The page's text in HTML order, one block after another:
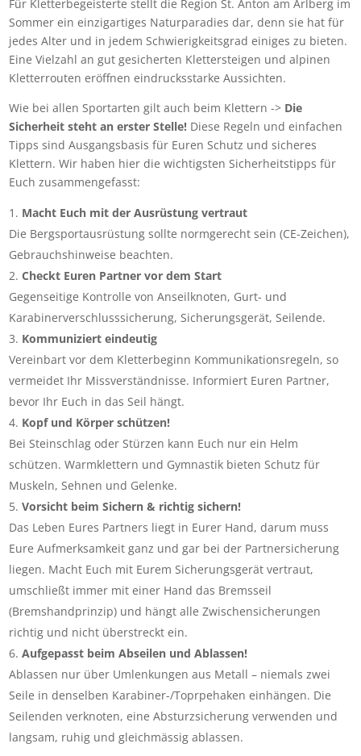
Für Kletterbegeisterte stellt die Region St. Anton am Arlberg im
Sommer ein einzigartiges Naturparadies dar, denn sie hat für
jedes Alter und in jedem Schwierigkeitsgrad einiges zu bieten.
Eine Vielzahl an gut gesicherten Klettersteigen und alpinen
Kletterrouten eröffnen eindrucksstarke Aussichten.
Wie bei allen Sportarten gilt auch beim Klettern -> Die
Sicherheit steht an erster Stelle! Diese Regeln und einfachen
Tipps sind Ausgangsbasis für Euren Schutz und sicheres
Klettern. Wir haben hier die wichtigsten Sicherheitstipps für
Euch zusammengefasst:
Macht Euch mit der Ausrüstung vertraut
Die Bergsportausrüstung sollte normgerecht sein (CE-Zeichen),
Gebrauchshinweise beachten.
Checkt Euren Partner vor dem Start
Gegenseitige Kontrolle von Anseilknoten, Gurt- und
Karabinerverschlusssicherung, Sicherungsgerät, Seilende.
Kommuniziert eindeutig
Vereinbart vor dem Kletterbeginn Kommunikationsregeln, so
vermeidet Ihr Missverständnisse. Informiert Euren Partner,
bevor Ihr Euch in das Seil hängt.
Kopf und Körper schützen!
Bei Steinschlag oder Stürzen kann Euch nur ein Helm
schützen. Warmklettern und Gymnastik bieten Schutz für
Muskeln, Sehnen und Gelenke.
Vorsicht beim Sichern & richtig sichern!
Das Leben Eures Partners liegt in Eurer Hand, darum muss
Eure Aufmerksamkeit ganz und gar bei der Partnersicherung
liegen. Macht Euch mit Eurem Sicherungsgerät vertraut,
umschließt immer mit einer Hand das Bremsseil
(Bremshandprinzip) und hängt alle Zwischensicherungen
richtig und nicht überstreckt ein.
Aufgepasst beim Abseilen und Ablassen!
Ablassen nur über Umlenkungen aus Metall – niemals zwei
Seile in denselben Karabiner-/Toprpehaken einhängen. Die
Seilenden verknoten, eine Absturzsicherung verwenden und
langsam, ruhig und gleichmässig ablassen.